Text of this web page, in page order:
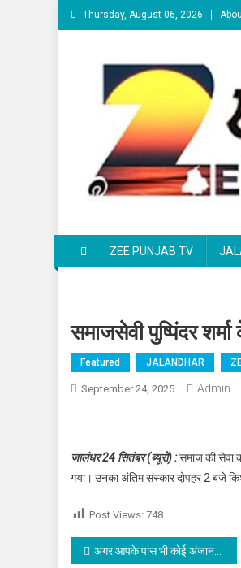
Skip to content
Thursday, August 06, 2026
ZEE PUNJAB TV
समाजसेवी पुष्पिंदर
Featured JALANDHAR
September 24, 2025 Admin
जालंधर 24 सितंबर (ब्यूरो) :समाज की सेवा
गया। उनका अंतिम संस्कार दोपहर 2 बजे
Post Views: 748
Post navigation
अगर आपके पास भी कोई अंजान व्यक्ति दिखे तो उससे रहें सतर्क,नहीं तो आपके साथ भी हो सकता है ऐसा, देखें वीडियो